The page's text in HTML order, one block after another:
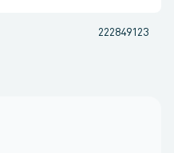
222849123